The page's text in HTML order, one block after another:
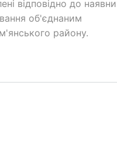
відповідно до
об'єднаним
району.